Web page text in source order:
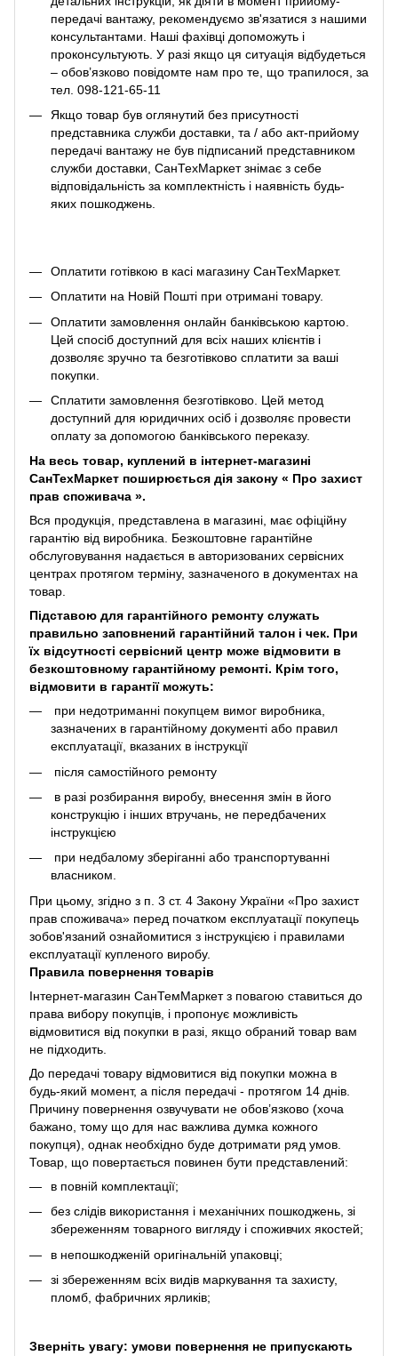
передачі вантажу, рекомендуємо зв'язатися з нашими
консультантами. Наші фахівці допоможуть і
проконсультують. У разі якщо ця ситуація відбудеться
– обов’язково повідомте нам про те, що трапилося, за
тел. 098-121-65-11
Якщо товар був оглянутий без присутності
представника служби доставки, та / або акт-прийому
передачі вантажу не був підписаний представником
служби доставки, СанТехМаркет знімає з себе
відповідальність за комплектність і наявність будь-
яких пошкоджень.
Оплатити готівкою в касі магазину СанТехМаркет.
Оплатити на Новій Пошті при отримані товару.
Оплатити замовлення онлайн банківською картою.
Цей спосіб доступний для всіх наших клієнтів і
дозволяє зручно та безготівково сплатити за ваші
покупки.
Сплатити замовлення безготівково. Цей метод
доступний для юридичних осіб і дозволяє провести
оплату за допомогою банківського переказу.
На весь товар, куплений в інтернет-магазині
СанТехМаркет поширюється дія закону « Про захист
прав споживача ».
Вся продукція, представлена ​​в магазині, має офіційну
гарантію від виробника. Безкоштовне гарантійне
обслуговування надається в авторизованих сервісних
центрах протягом терміну, зазначеного в документах на
товар.
Підставою для гарантійного ремонту служать
правильно заповнений гарантійний талон і чек. При
їх відсутності сервісний центр може відмовити в
безкоштовному гарантійному ремонті. Крім того,
відмовити в гарантії можуть:
при недотриманні покупцем вимог виробника,
зазначених в гарантійному документі або правил
експлуатації, вказаних в інструкції
після самостійного ремонту
в разі розбирання виробу, внесення змін в його
конструкцію і інших втручань, не передбачених
інструкцією
при недбалому зберіганні або транспортуванні
власником.
При цьому, згідно з п. 3 ст. 4 Закону України «Про захист
прав споживача» перед початком експлуатації покупець
зобов'язаний ознайомитися з інструкцією і правилами
експлуатації купленого виробу.
Правила повернення товарів
Інтернет-магазин СанТемМаркет з повагою ставиться до
права вибору покупців, і пропонує можливість
відмовитися від покупки в разі, якщо обраний товар вам
не підходить.
До передачі товару відмовитися від покупки можна в
будь-який момент, а після передачі - протягом 14 днів.
Причину повернення озвучувати не обов’язково (хоча
бажано, тому що для нас важлива думка кожного
покупця), однак необхідно буде дотримати ряд умов.
Товар, що повертається повинен бути представлений:
в повній комплектації;
без слідів використання і механічних пошкоджень, зі
збереженням товарного вигляду і споживчих якостей;
в непошкодженій оригінальній упаковці;
зі збереженням всіх видів маркування та захисту,
пломб, фабричних ярликів;
Зверніть увагу: умови повернення не припускають